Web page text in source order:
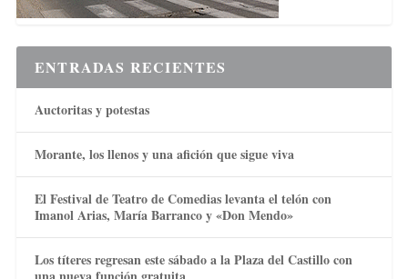
ENTRADAS RECIENTES
Auctoritas y potestas
Morante, los llenos y una afición que sigue viva
El Festival de Teatro de Comedias levanta el telón con
Imanol Arias, María Barranco y «Don Mendo»
Los títeres regresan este sábado a la Plaza del Castillo con